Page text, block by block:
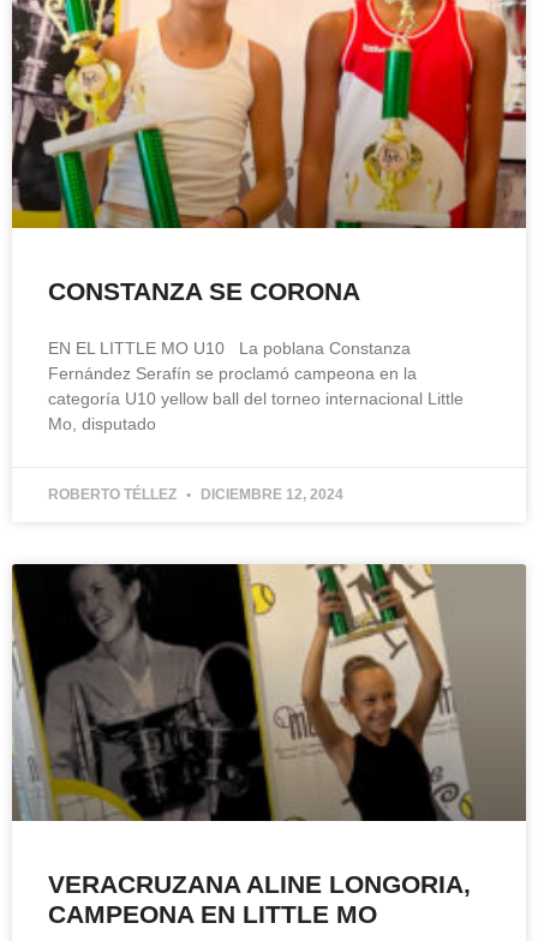
CONSTANZA SE CORONA
EN EL LITTLE MO U10 La poblana Constanza
Fernández Serafín se proclamó campeona en la
categoría U10 yellow ball del torneo internacional Little
Mo, disputado
ROBERTO TÉLLEZ DICIEMBRE 12, 2024
VERACRUZANA ALINE LONGORIA,
CAMPEONA EN LITTLE MO